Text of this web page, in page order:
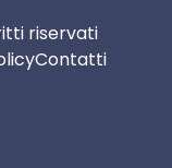
riservati
Contatti